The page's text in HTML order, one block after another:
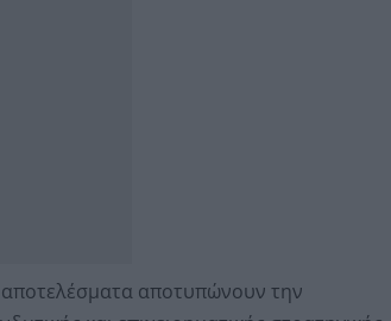
αποτελέσματα αποτυπώνουν την